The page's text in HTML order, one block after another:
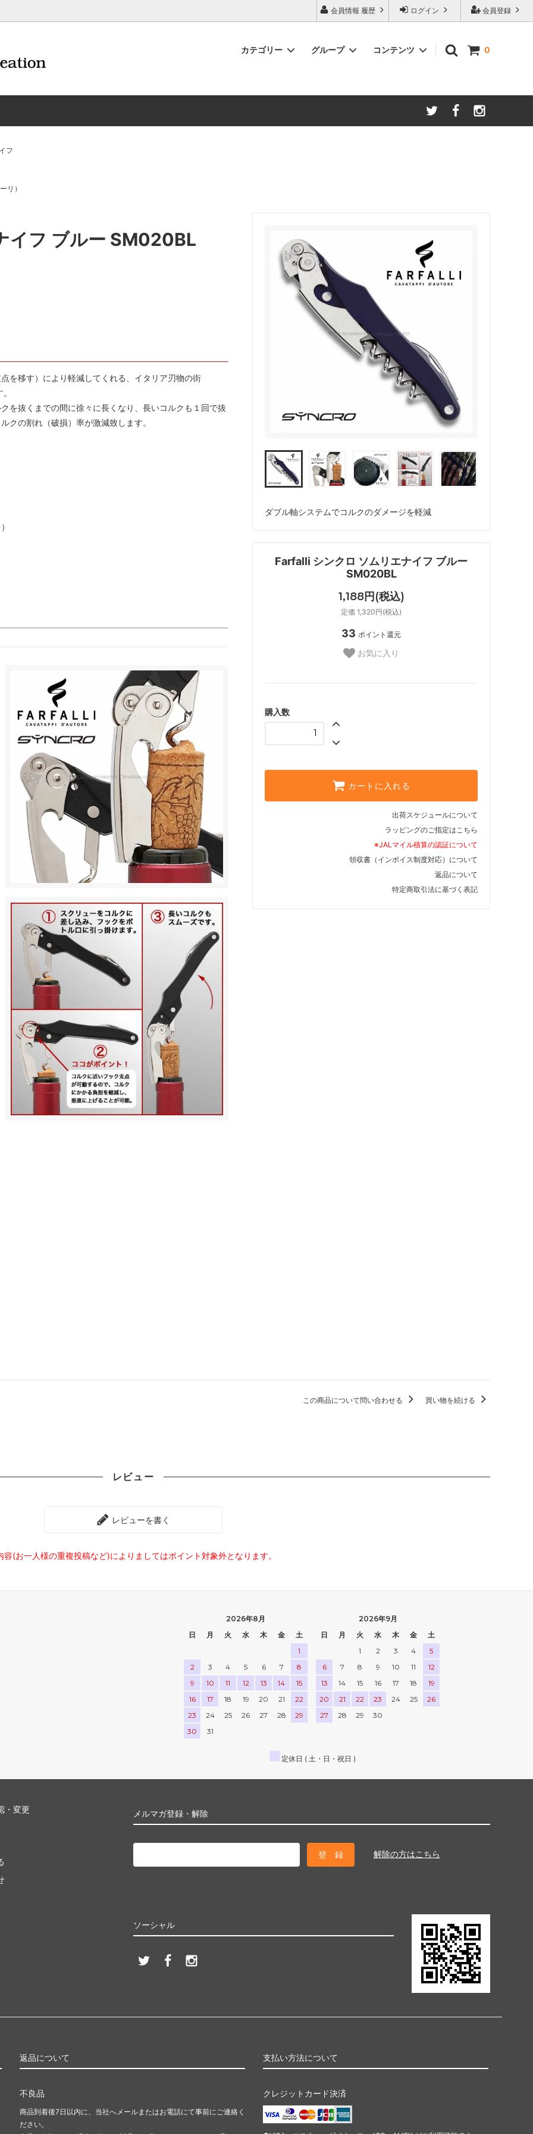
会員登録
ログイン
会員情報 履歴
0
カテゴリー
入れアイテム
他のワインオープナー シャンパンオープナー
勉強・遊ぶアイテム
カトラリー
グループ
ブランド・メーカー・種類別
ラブル対処グッズ
イングッズ集 お買い物でJALマイルがたまる
試飲会・ワイン会におすすめ商品
コンテンツ
ラギオールの偽物にご注意くだ サイトマップ ギフトラッピングについて
フ
リ）
ダブル軸システムでコルクのダメージを軽減
Farfalli シンクロ ソムリエナイフ ブルー
SM020BL
1,188円(税込)
定価 1,320円(税込)
33 ポイント還元
お気に入り
購入数
カートに入れる
出荷スケジュールについて
ラッピングのご指定はこちら
※JALマイル積算の認証について
領収書（インボイス制度対応）について
返品について
特定商取引法に基づく表記
イフ ブルー SM020BL
を移す）により軽減してくれる、イタリア刃物の街
を抜くまでの間に徐々に長くなり、長いコルクも１回で抜
クの割れ（破損）率が激減致します。
この商品について問い合わせる 買い物を続ける
レビュー
レビューを書く
容(お一人様の重複投稿など)によりましてはポイント対象外となります。
2026年8月
日
月 火 水 木 金
土
1
2
3 4 5 6 7
8
9
10 11 12 13 14
15
16
17 18 19 20 21
22
23
24 25 26 27 28
29
30
31
2026年9月
日
月 火 水 木 金
土
1
2 3 4
5
6
7 8 9 10 11
12
13
14 15 16 17 18
19
20
21 22 23 24 25
26
27
28 29 30
■ 定休日 ( 土・日・祝日 )
メルマガ登録・解除
解除の方はこちら
・変更
ソーシャル
返品について
不良品
商品到着後7日以内に、当社へメールまたはお電話にて事前にご連絡く
ださい。
支払い方法について
クレジットカード決済